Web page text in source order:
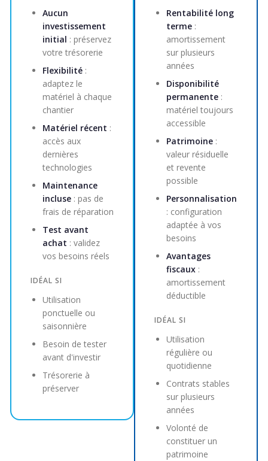
Aucun
investissement
initial : préservez
votre trésorerie
Flexibilité :
adaptez le
matériel à chaque
chantier
Matériel récent :
accès aux
dernières
technologies
Maintenance
incluse : pas de
frais de réparation
Test avant
achat : validez
vos besoins réels
IDÉAL SI
Utilisation
ponctuelle ou
saisonnière
Besoin de tester
avant d'investir
Trésorerie à
préserver
Rentabilité long
terme :
amortissement
sur plusieurs
années
Disponibilité
permanente :
matériel toujours
accessible
Patrimoine :
valeur résiduelle
et revente
possible
Personnalisation
: configuration
adaptée à vos
besoins
Avantages
fiscaux :
amortissement
déductible
IDÉAL SI
Utilisation
régulière ou
quotidienne
Contrats stables
sur plusieurs
années
Volonté de
constituer un
patrimoine